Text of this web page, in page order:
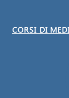
CORSI DI